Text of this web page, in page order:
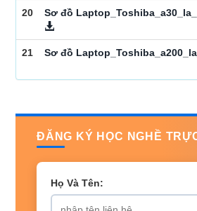
20 Sơ đồ
21 Sơ đồ
ĐĂNG KÝ HỌC NGHỀ
Họ Và Tên: